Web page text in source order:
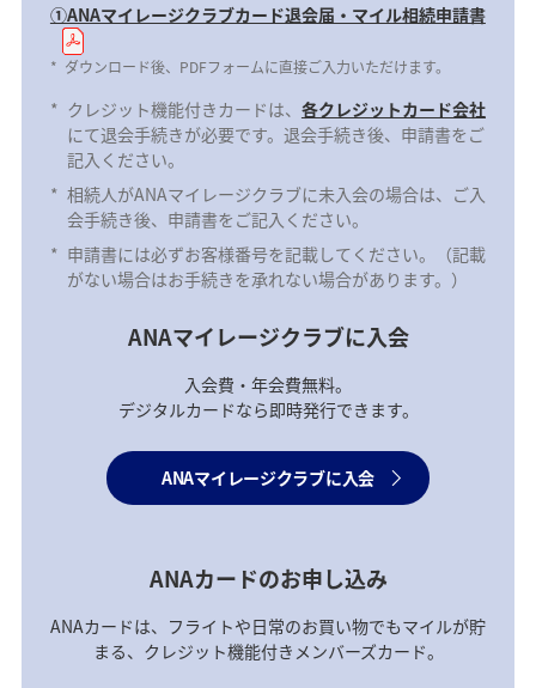
①ANAマイレージクラブカード退会届・マイル相続申請書
* ダウンロード後、PDFフォームに直接ご入力いただけます。
* クレジット機能付きカードは、 各クレジットカード会社
にて退会手続きが必要です。退会手続き後、申請書をご
記入ください。
* 相続人がANAマイレージクラブに未入会の場合は、ご入
会手続き後、申請書をご記入ください。
* 申請書には必ずお客様番号を記載してください。（記載
がない場合はお手続きを承れない場合があります。）
ANAマイレージクラブに入会
入会費・年会費無料。
デジタルカードなら即時発行できます。
ANAマイレージクラブに入会
ANAカードのお申し込み
ANAカードは、フライトや日常のお買い物でもマイルが貯
まる、クレジット機能付きメンバーズカード。